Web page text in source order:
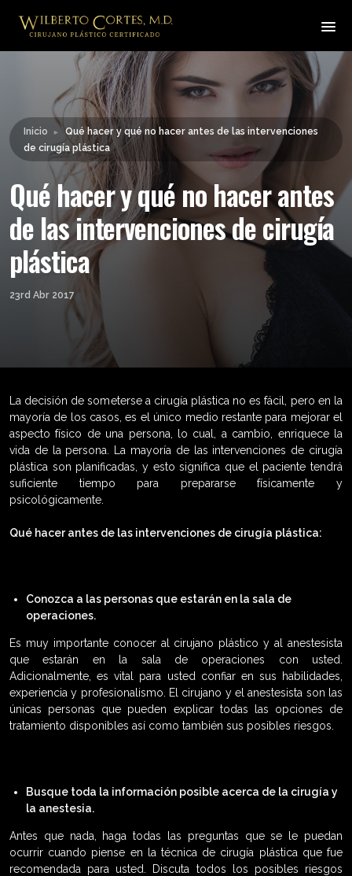
Leyendo: Qué hacer y qué no hacer
antes de las intervenciones
Inicio ►
Qué hacer y qué no hacer antes de las intervenciones
de cirugía plástica
Qué hacer y qué no hacer antes
de las intervenciones de cirugía
plástica
23rd Abr 2017
La decisión de someterse a cirugía plástica no es fácil, pero en la
mayoría de los casos, es el único medio restante para mejorar el
aspecto físico de una persona, lo cual, a cambio, enriquece la
vida de la persona. La mayoría de las intervenciones de cirugía
plástica son planificadas, y esto significa que el paciente tendrá
suficiente tiempo para prepararse físicamente y
psicológicamente.
Qué hacer antes de las intervenciones de cirugía plástica:
Conozca a las personas que estarán en la sala de
operaciones.
Es muy importante conocer al cirujano plástico y al anestesista
que estarán en la sala de operaciones con usted.
Adicionalmente, es vital para usted confiar en sus habilidades,
experiencia y profesionalismo. El cirujano y el anestesista son las
únicas personas que pueden explicar todas las opciones de
tratamiento disponibles así como también sus posibles riesgos.
Busque toda la información posible acerca de la cirugía y
la anestesia.
Antes que nada, haga todas las preguntas que se le puedan
ocurrir cuando piense en la técnica de cirugía plástica que fue
recomendada para usted. Discuta todos los posibles riesgos